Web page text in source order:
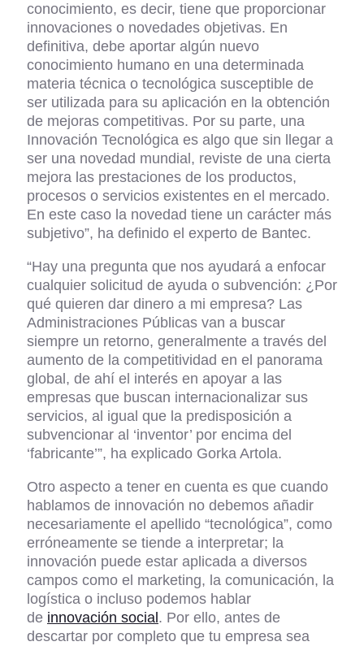
conocimiento, es decir, tiene que proporcionar
innovaciones o novedades objetivas. En
definitiva, debe aportar algún nuevo
conocimiento humano en una determinada
materia técnica o tecnológica susceptible de
ser utilizada para su aplicación en la obtención
de mejoras competitivas. Por su parte, una
Innovación Tecnológica es algo que sin llegar a
ser una novedad mundial, reviste de una cierta
mejora las prestaciones de los productos,
procesos o servicios existentes en el mercado.
En este caso la novedad tiene un carácter más
subjetivo”, ha definido el experto de Bantec.
“Hay una pregunta que nos ayudará a enfocar
cualquier solicitud de ayuda o subvención: ¿Por
qué quieren dar dinero a mi empresa? Las
Administraciones Públicas van a buscar
siempre un retorno, generalmente a través del
aumento de la competitividad en el panorama
global, de ahí el interés en apoyar a las
empresas que buscan internacionalizar sus
servicios, al igual que la predisposición a
subvencionar al ‘inventor’ por encima del
‘fabricante’”, ha explicado Gorka Artola.
Otro aspecto a tener en cuenta es que cuando
hablamos de innovación no debemos añadir
necesariamente el apellido “tecnológica”, como
erróneamente se tiende a interpretar; la
innovación puede estar aplicada a diversos
campos como el marketing, la comunicación, la
logística o incluso podemos hablar
de innovación social . Por ello, antes de
descartar por completo que tu empresa sea